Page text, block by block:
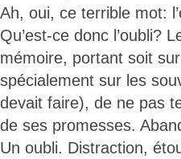
Ah, oui, ce terrible mot:
Qu’est-ce donc l’oubli?
mémoire, portant soit
spécialement sur les
devait faire), de ne pas
de ses promesses.
Un oubli. Distraction,